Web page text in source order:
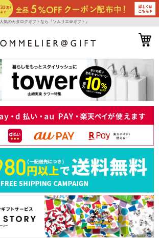
人気のカタログギフトなら『ソムリエ＠ギフト』